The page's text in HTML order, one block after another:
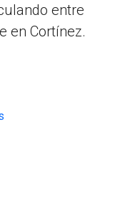
entre
en Cortínez.